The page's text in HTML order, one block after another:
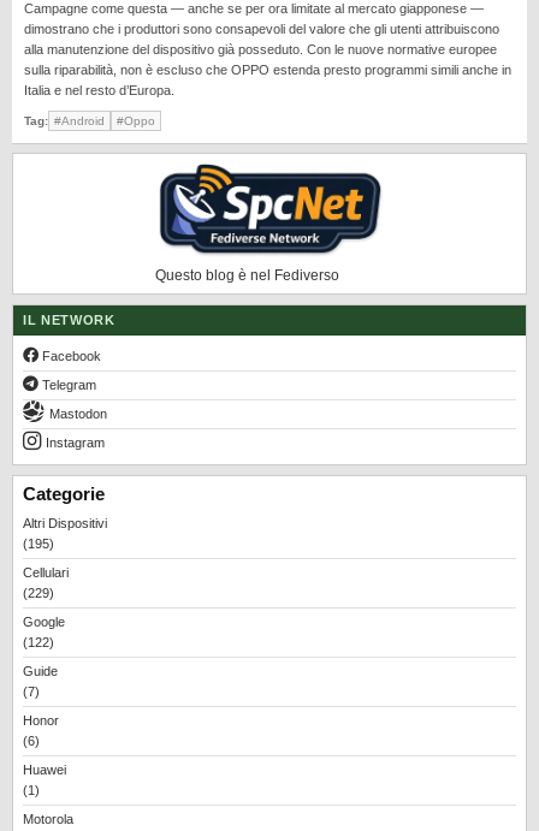
SVILUPPARE ANDROID
XIAOMI
Campagne come questa — anche se per ora limitate al mercato giapponese —
dimostrano che i produttori sono consapevoli del valore che gli utenti attribuiscono
alla manutenzione del dispositivo già posseduto. Con le nuove normative europee
sulla riparabilità, non è escluso che OPPO estenda presto programmi simili anche in
Italia e nel resto d’Europa.
Tag: #Android #Oppo
Questo blog è nel Fediverso
IL NETWORK
Facebook
Telegram
Mastodon
Instagram
Categorie
Altri Dispositivi
(195)
Cellulari
(229)
Google
(122)
Guide
(7)
Honor
(6)
Huawei
(1)
Motorola